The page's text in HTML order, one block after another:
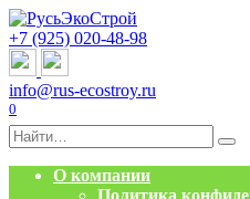
Перейти
к
содержанию
+7 (925) 020-48-98
info@rus-ecostroy.ru
0
Search
for:
О компании